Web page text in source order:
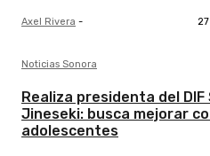
Axel Rivera -
Noticias Sonora
Realiza presidenta del
Jineseki: busca mejorar
adolescentes